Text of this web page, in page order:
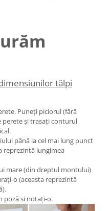
tălpi
Puneți piciorul (fără
perete și trasați conturul
până la cel mai lung punct
reprezintă lungimea
mare (din dreptul montului)
o (aceasta reprezintă
poză si notați-o.